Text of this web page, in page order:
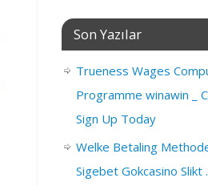
Son Yazılar
Trueness Wages
Programme winawin _
Sign Up Today
Welke Betaling
Sigebet Gokcasino Slikt